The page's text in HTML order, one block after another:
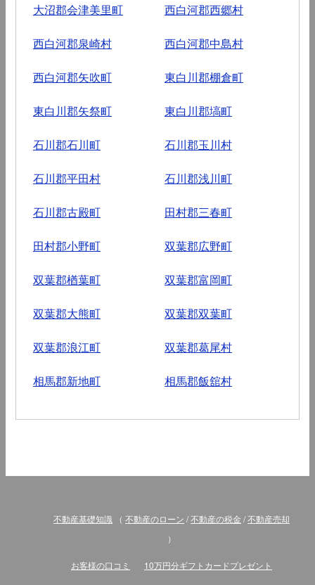
大沼郡会津美里町 西白河郡西郷村
西白河郡泉崎村 西白河郡中島村
西白河郡矢吹町 東白川郡棚倉町
東白川郡矢祭町 東白川郡塙町
石川郡石川町 石川郡玉川村
石川郡平田村 石川郡浅川町
石川郡古殿町 田村郡三春町
田村郡小野町 双葉郡広野町
双葉郡楢葉町 双葉郡富岡町
双葉郡大熊町 双葉郡双葉町
双葉郡浪江町 双葉郡葛尾村
相馬郡新地町 相馬郡飯舘村
不動産基礎知識 （ 不動産のローン /不動産の税金 /不動産売却
）
お客様の口コミ 10万円分ギフトカードプレゼント